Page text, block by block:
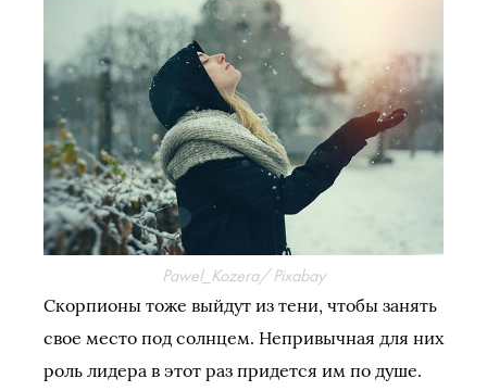
Pawel_Kozera/ Pixabay
Скорпионы тоже выйдут из тени, чтобы занять
свое место под солнцем. Непривычная для них
роль лидера в этот раз придется им по душе.